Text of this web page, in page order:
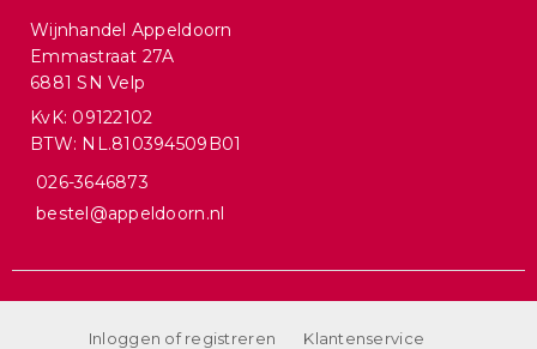
Wijnhandel Appeldoorn
Emmastraat 27A
6881 SN Velp
KvK: 09122102
BTW: NL.810394509B01
026-3646873
bestel@appeldoorn.nl
Inloggen of registreren
Klantenservice